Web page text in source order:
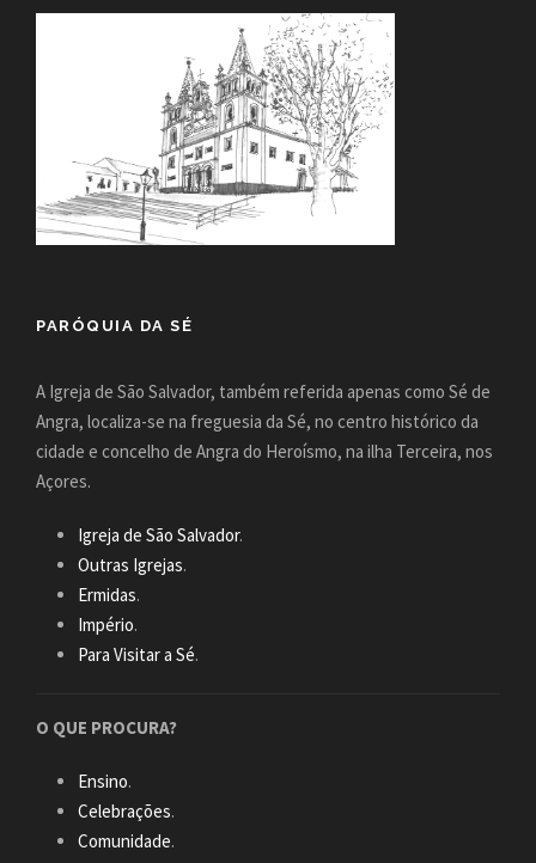
PARÓQUIA DA SÉ
A Igreja de São Salvador, também referida apenas como Sé de
Angra, localiza-se na freguesia da Sé, no centro histórico da
cidade e concelho de Angra do Heroísmo, na ilha Terceira, nos
Açores.
Igreja de São Salvador.
Outras Igrejas.
Ermidas.
Império.
Para Visitar a Sé.
O QUE PROCURA?
Ensino.
Celebrações.
Comunidade.